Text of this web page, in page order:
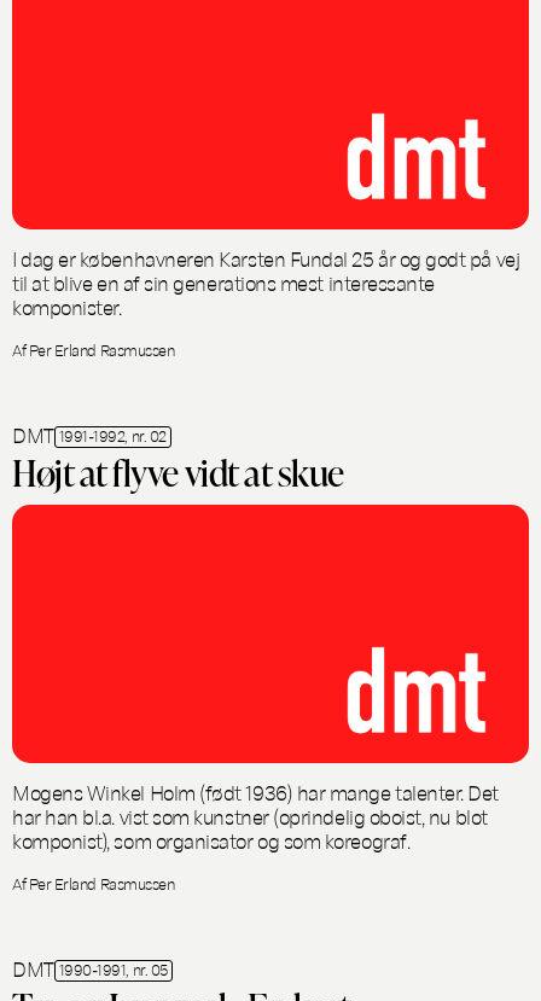
I dag er københavneren Karsten Fundal 25 år og godt på vej
til at blive en af sin generations mest interessante
komponister.
Af Per Erland Rasmussen
DMT 1991-1992, nr. 02
Højt at flyve vidt at skue
Mogens Winkel Holm (født 1936) har mange talenter. Det
har han bl.a. vist som kunstner (oprindelig oboist, nu blot
komponist), som organisator og som koreograf.
Af Per Erland Rasmussen
DMT 1990-1991, nr. 05